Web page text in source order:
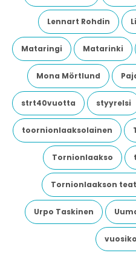
Lennart Rohdin
Mataringi Matarinki
Mona Mörtlund
strt40vuotta styyrelsi
toornionlaaksolainen
Tornionlaakso
Tornionlaakson
Urpo Taskinen